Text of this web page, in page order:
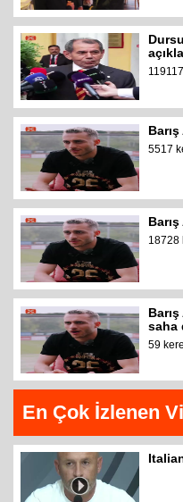
5517
18728
saha
59
En Çok İzlenen